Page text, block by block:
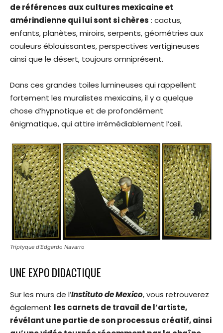
de références aux cultures mexicaine et
amérindienne qui lui sont si chères : cactus,
enfants, planètes, miroirs, serpents, géométries aux
couleurs éblouissantes, perspectives vertigineuses
ainsi que le désert, toujours omniprésent.
Dans ces grandes toiles lumineuses qui rappellent
fortement les muralistes mexicains, il y a quelque
chose d’hypnotique et de profondément
énigmatique, qui attire irrémédiablement l’œil.
Triptyque d’Edgardo Navarro
UNE EXPO DIDACTIQUE
Sur les murs de l’Instituto de Mexico, vous retrouverez
également les carnets de travail de l’artiste,
révélant une partie de son processus créatif, ainsi